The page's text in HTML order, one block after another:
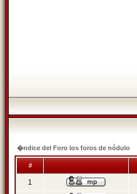
�ndice del Foro los foros de nódulo
#
1